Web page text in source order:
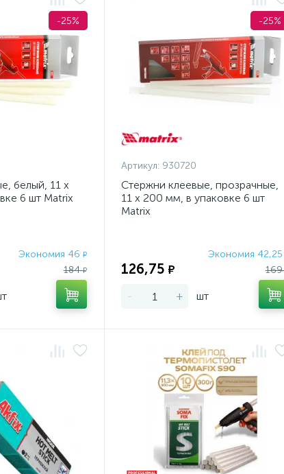
-25%
белый, 11 х
6 шт Matrix
Экономия 46 ₽
184₽
-25%
Артикул: 930720
Стержни клеевые, прозрачные,
11 х 200 мм, в упаковке 6 шт
Matrix
Экономия 42,25
126,75 ₽
- + шт